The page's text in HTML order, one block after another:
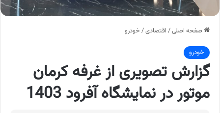
صفحه اصلی/ اقتصادی/ خودرو
خودرو
گزارش تصویری از غرفه کرمان
موتور در نمایشگاه آفرود 1403